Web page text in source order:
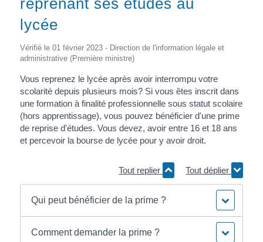
reprenant ses études au
lycée
Vérifié le 01 février 2023 - Direction de l'information légale et
administrative (Première ministre)
Vous reprenez le lycée après avoir interrompu votre
scolarité depuis plusieurs mois? Si vous êtes inscrit dans
une formation à finalité professionnelle sous statut scolaire
(hors apprentissage), vous pouvez bénéficier d'une prime
de reprise d'études. Vous devez, avoir entre 16 et 18 ans
et percevoir la bourse de lycée pour y avoir droit.
Tout replier Tout déplier
Qui peut bénéficier de la prime ?
Comment demander la prime ?